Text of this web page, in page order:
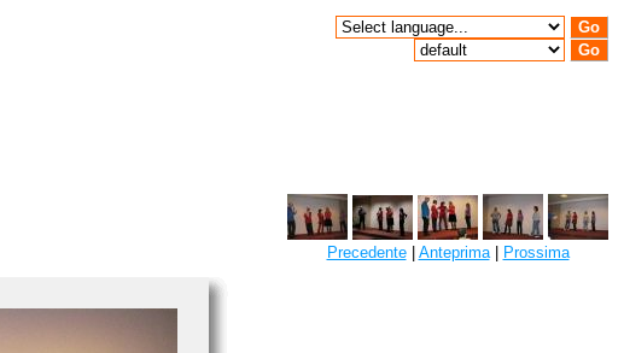
Precedente| Anteprima| Prossima